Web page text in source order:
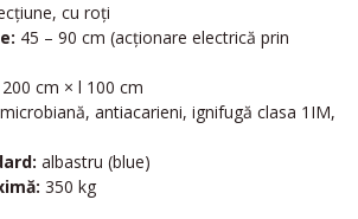
cu roți
45 – 90 cm (acționare electrică prin
cm × l 100 cm
antiacarieni, ignifugă clasa 1IM,
albastru (blue)
350 kg